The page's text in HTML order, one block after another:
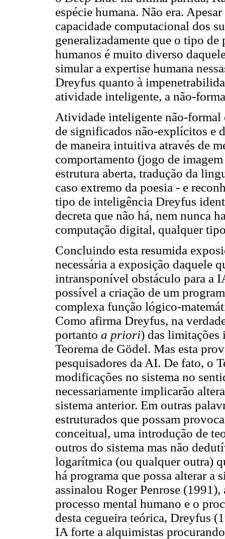
espécie humana. Não era.
capacidade computacional dos
generalizadamente que o tipo
humanos é muito diverso
simular a expertise humana
Dreyfus quanto à
atividade inteligente, a não-
Atividade inteligente não-formal
de significados não-explícitos e
de maneira intuitiva através de
comportamento (jogo de
estrutura aberta, tradução da
caso extremo da poesia - e
tipo de inteligência Dreyfus
decreta que não há, nem nunca
computação digital, qualquer
Concluindo esta resumida
necessária a exposição daquele
intransponível obstáculo para a
possível a criação de um
complexa função lógico-
Como afirma Dreyfus, na
portanto a priori) das limitações
Teorema de Gödel. Mas esta
pesquisadores da AI. De fato, o
modificações no sistema no
necessariamente implicarão
sistema anterior. Em outras
estruturados que possam
conceitual, uma introdução de
outros do sistema mas não
logarítmica (ou qualquer outra)
há programa que possa alterar a
assinalou Roger Penrose
processo mental humano e o
desta cegueira teórica, Dreyfus
IA forte a alquimistas